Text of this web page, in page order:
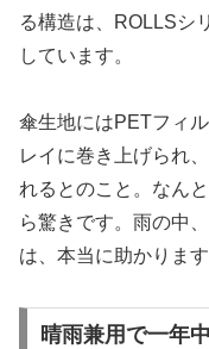
る構造は、ROLLSシ
しています。
傘生地にはPETフィ
レイに巻き上げられ
れるとのこと。なん
ら驚きです。雨の中
は、本当に助かります
晴雨兼用で一年